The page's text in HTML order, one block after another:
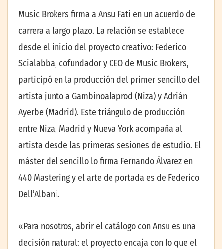
Music Brokers firma a Ansu Fati en un acuerdo de
carrera a largo plazo. La relación se establece
desde el inicio del proyecto creativo: Federico
Scialabba, cofundador y CEO de Music Brokers,
participó en la producción del primer sencillo del
artista junto a Gambinoalaprod (Niza) y Adrián
Ayerbe (Madrid). Este triángulo de producción
entre Niza, Madrid y Nueva York acompaña al
artista desde las primeras sesiones de estudio. El
máster del sencillo lo firma Fernando Álvarez en
440 Mastering y el arte de portada es de Federico
Dell’Albani.
«Para nosotros, abrir el catálogo con Ansu es una
decisión natural: el proyecto encaja con lo que el